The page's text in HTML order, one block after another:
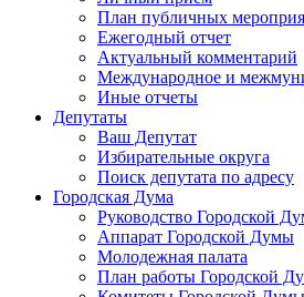
План публичных
Ежегодный отчет
Актуальный комментарий
Международное и
Иные отчеты
Депутаты
Ваш Депутат
Избирательные округа
Поиск депутата по адресу
Городская Дума
Руководство Городской
Аппарат Городской Думы
Молодежная палата
План работы Городской